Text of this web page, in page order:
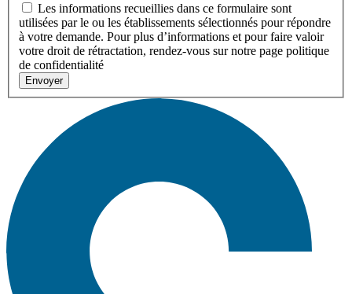
Les informations recueillies dans ce formulaire sont
utilisées par le ou les établissements sélectionnés pour répondre
à votre demande. Pour plus d’informations et pour faire valoir
votre droit de rétractation, rendez-vous sur notre page politique
de confidentialité
Envoyer